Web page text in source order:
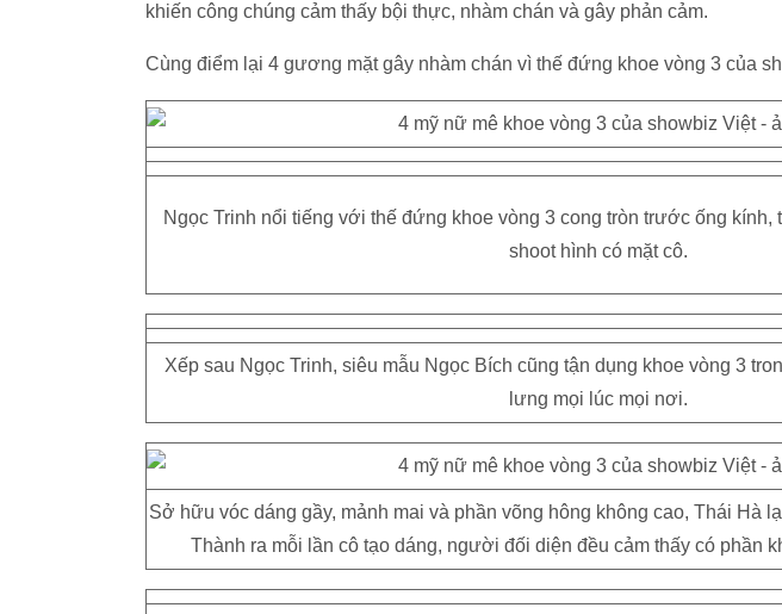
khiến công chúng cảm thấy bội thực, nhàm chán và gây phản cảm.
Cùng điểm lại 4 gương mặt gây nhàm chán vì thế đứng khoe vòng 3 của
Ngọc Trinh nổi tiếng với thế đứng khoe vòng 3 cong tròn trước ống kính,
shoot hình có mặt cô.
Xếp sau Ngọc Trinh, siêu mẫu Ngọc Bích cũng tận dụng khoe vòng 3
lưng mọi lúc mọi nơi.
Sở hữu vóc dáng gầy, mảnh mai và phần võng hông không cao, Thái Hà
Thành ra mỗi lần cô tạo dáng, người đối diện đều cảm thấy có phần